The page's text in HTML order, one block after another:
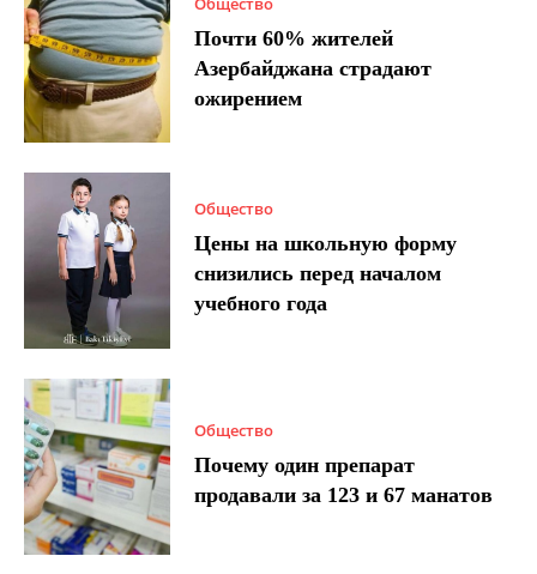
Почти 60% жителей
Азербайджана страдают
ожирением
Общество
Цены на школьную форму
снизились перед началом
учебного года
Общество
Почему один препарат
продавали за 123 и 67 манатов